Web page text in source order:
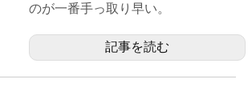
のが一番手っ取り早い。
記事を読む